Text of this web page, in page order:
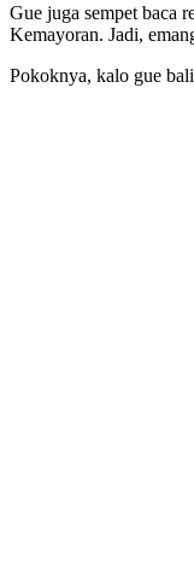
Gue juga sempet baca
Kemayoran. Jadi,
Pokoknya, kalo gue